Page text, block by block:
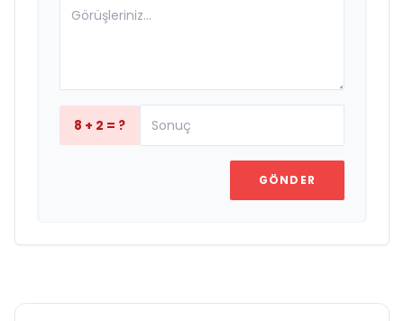
8 + 2 = ?
GÖNDER